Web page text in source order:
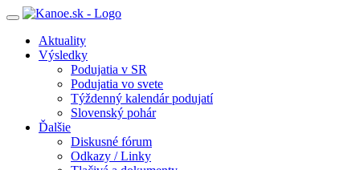
Toggle
navigationAktuality
Výsledky
Podujatia v SR
Podujatia vo svete
Týždenný kalendár podujatí
Slovenský pohár
Ďalšie
Diskusné fórum
Odkazy / Linky